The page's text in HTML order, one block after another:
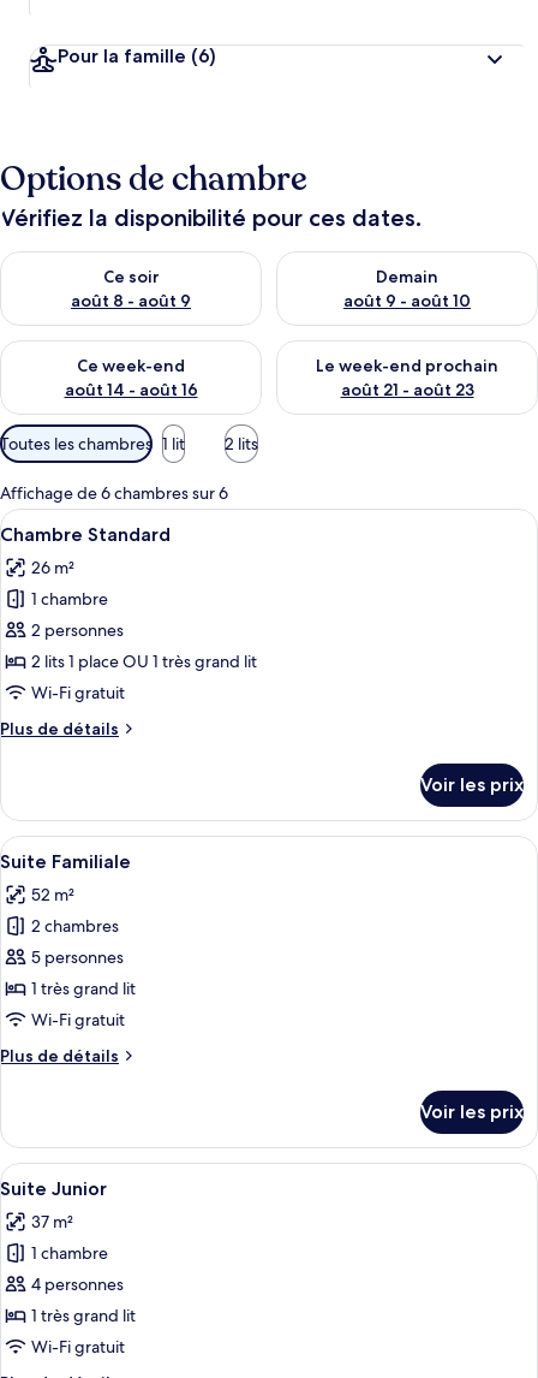
Pour la famille (6)
Options de chambre
Vérifiez la disponibilité pour ces dates.
Ce soir
août 8 - août 9
Vérifier la disponibilité pour ce soir août 8 - août 9
Demain
août 9 - août 10
Vérifier la disponibilité pour
Ce week-end
août 14 - août 16
Vérifier la disponibilité pour ce week-end août 14 - août 16
Le week-end prochain
août 21 - août 23
Vérifier la disponibilité pour
Filtres
disponibles
pour
les
chambres
Toutes les chambres 1 lit 2 lits
Affichage de 6 chambres sur 6
Afficher
toutes
les
photos
pour
ce
type
chambre :
Une chambre d’hôtel moderne
5
Chambre Standard
26 m²
1 chambre
2 personnes
2 lits 1 place OU 1 très grand lit
Wi-Fi gratuit
Plus de détails
Plus
le
type
de
Chambre
Standard
Voir les prix
Afficher
toutes
les
photos
pour
ce
type
chambre :
Une chambre moderne avec un
7
Suite Familiale
52 m²
2 chambres
5 personnes
1 très grand lit
Wi-Fi gratuit
Plus de détails
Plus
le
type
de
Suite
Familiale
Voir les prix
Afficher
toutes
les
photos
pour
ce
type
Une chambre d’hôtel moderne
6
Suite Junior
37 m²
1 chambre
4 personnes
1 très grand lit
Wi-Fi gratuit